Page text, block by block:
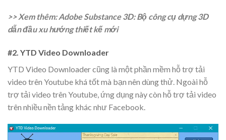
>> Xem thêm: Adobe Substance 3D: Bộ công cụ dựng 3D
dẫn đầu xu hướng thiết kế mới
#2. YTD Video Downloader
YTD Video Downloader cũng là một phần mềm hỗ trợ tải
video trên Youtube khá tốt mà bạn nên dùng thử. Ngoài hỗ
trợ tải video trên Youtube, ứng dụng này còn hỗ trợ tải video
trên nhiều nền tảng khác như Facebook.